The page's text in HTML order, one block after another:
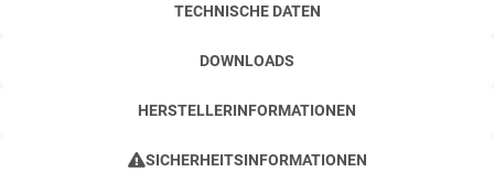
TECHNISCHE DATEN
DOWNLOADS
HERSTELLERINFORMATIONEN
SICHERHEITSINFORMATIONEN